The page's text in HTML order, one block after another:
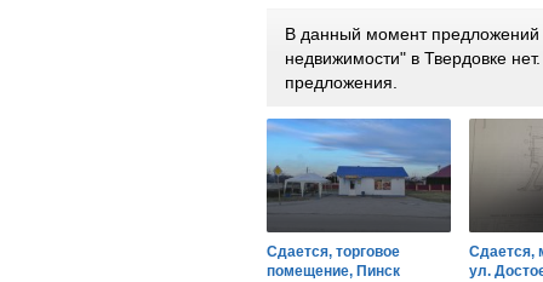
В данный момент предложений
недвижимости" в Твердовке
предложения.
Сдается, торговое
помещение, Пинск
Сдается,
ул.